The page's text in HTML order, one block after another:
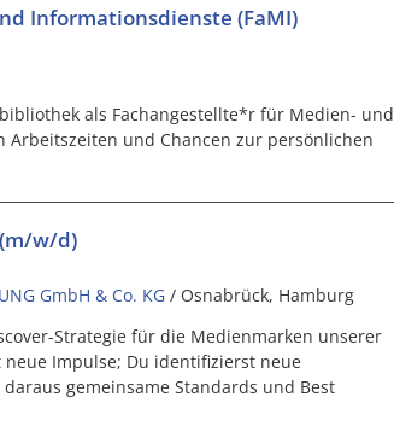
Informationsdienste (FaMI)
als Fachangestellte*r für Medien- und
Arbeitszeiten und Chancen zur persönlichen
w/d)
GmbH & Co. KG / Osnabrück, Hamburg
Strategie für die Medienmarken unserer
Impulse; Du identifizierst neue
gemeinsame Standards und Best